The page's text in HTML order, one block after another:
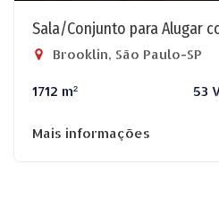
Sala/Conjunto para Alugar
Brooklin, São Paulo-SP
1712 m² 53
Mais informações